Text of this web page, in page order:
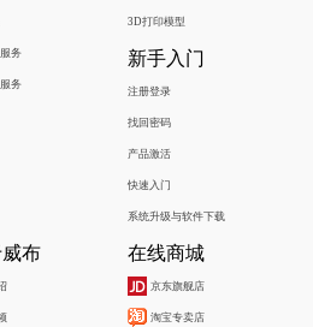
务
务
3D打印模型
新手入门
注册登录
找回密码
产品激活
快速入门
系统升级与软件下载
布 在线商城
京东旗舰店
淘宝专卖店